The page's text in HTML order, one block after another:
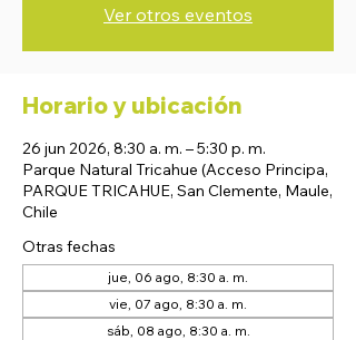
Ver otros eventos
Horario y ubicación
26 jun 2026, 8:30 a. m. – 5:30 p. m.
Parque Natural Tricahue (Acceso Principa,
PARQUE TRICAHUE, San Clemente, Maule,
Chile
Otras fechas
jue, 06 ago, 8:30 a. m.
vie, 07 ago, 8:30 a. m.
sáb, 08 ago, 8:30 a. m.